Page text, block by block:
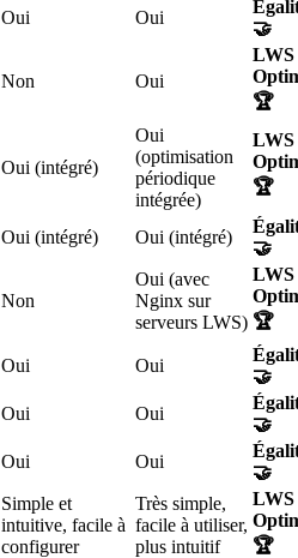
Oui Oui
🤝
Non Oui
LWS
🏆
Oui (intégré)
Oui
(optimisation
périodique
intégrée)
LWS
🏆
Oui (intégré) Oui (intégré)
🤝
Non
Oui (avec
Nginx sur
serveurs LWS)
LWS
🏆
Oui Oui
🤝
Oui Oui
🤝
Oui Oui
🤝
Simple et
intuitive, facile à
configurer
Très simple,
facile à utiliser,
plus intuitif
LWS
🏆